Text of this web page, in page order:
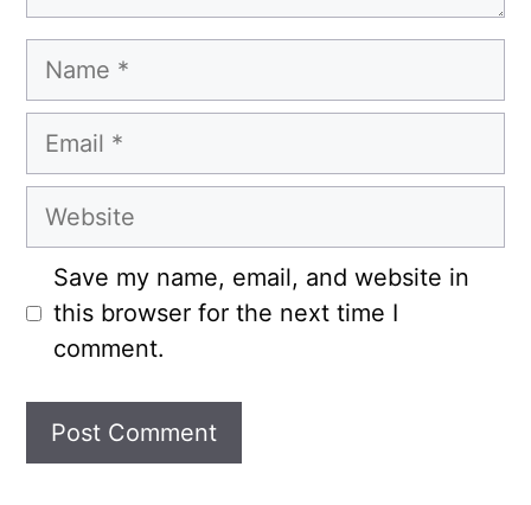
Name
Email
Website
Save my name, email, and website in
this browser for the next time I
comment.